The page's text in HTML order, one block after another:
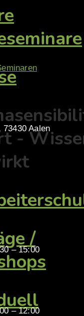
-
/
Aalen
– 15:00
– 12:00